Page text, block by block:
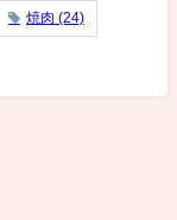
焼肉 (24)